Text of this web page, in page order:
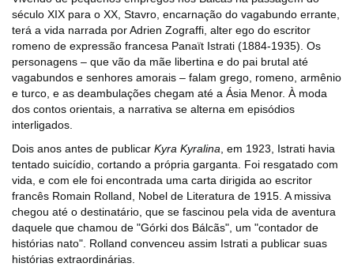
século XIX para o XX, Stavro, encarnação do vagabundo errante,
terá a vida narrada por Adrien Zograffi, alter ego do escritor
romeno de expressão francesa Panaït Istrati (1884-1935). Os
personagens – que vão da mãe libertina e do pai brutal até
vagabundos e senhores amorais – falam grego, romeno, armênio
e turco, e as deambulações chegam até a Ásia Menor. À moda
dos contos orientais, a narrativa se alterna em episódios
interligados.
Dois anos antes de publicar Kyra Kyralina, em 1923, Istrati havia
tentado suicídio, cortando a própria garganta. Foi resgatado com
vida, e com ele foi encontrada uma carta dirigida ao escritor
francês Romain Rolland, Nobel de Literatura de 1915. A missiva
chegou até o destinatário, que se fascinou pela vida de aventura
daquele que chamou de "Górki dos Bálcãs", um "contador de
histórias nato". Rolland convenceu assim Istrati a publicar suas
histórias extraordinárias.